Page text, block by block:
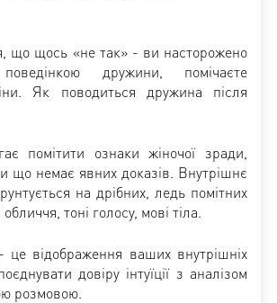
що щось «не так» - ви насторожено
дружини, помічаєте
Як поводиться дружина після
помітити ознаки жіночої зради,
що немає явних доказів. Внутрішнє
на дрібних, ледь помітних
тоні голосу, мові тіла.
- це відображення ваших внутрішніх
довіру інтуїції з аналізом
розмовою.